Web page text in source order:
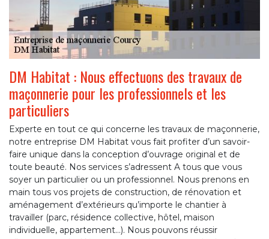
DM Habitat : Nous effectuons des travaux de
maçonnerie pour les professionnels et les
particuliers
Experte en tout ce qui concerne les travaux de maçonnerie,
notre entreprise DM Habitat vous fait profiter d’un savoir-
faire unique dans la conception d’ouvrage original et de
toute beauté. Nos services s’adressent A tous que vous
soyer un particulier ou un professionnel. Nous prenons en
main tous vos projets de construction, de rénovation et
aménagement d’extérieurs qu’importe le chantier à
travailler (parc, résidence collective, hôtel, maison
individuelle, appartement…). Nous pouvons réussir